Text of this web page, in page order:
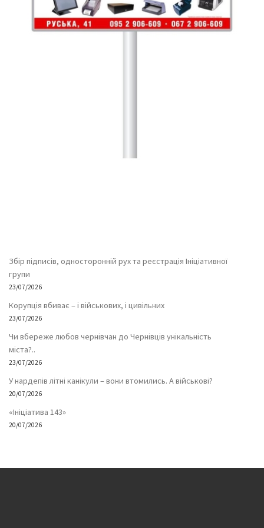
Збір підписів, односторонній рух та реєстрація Ініціативної
групи
23/07/2026
Корупція вбиває – і військових, і цивільних
23/07/2026
Чи вбереже любов чернівчан до Чернівців унікальність
міста?..
23/07/2026
У нардепів літні канікули – вони втомились. А військові?
20/07/2026
«Ініціатива 143»
20/07/2026